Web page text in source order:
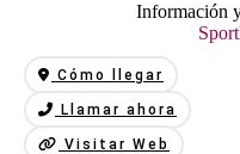
Información
Cómo llegar
Llamar ahora
Visitar Web